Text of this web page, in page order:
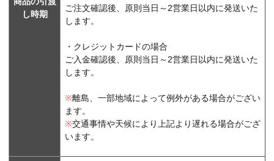
し時期
ご注文確認後、原則当日～2営業日以内に発送いた
します。
・クレジットカードの場合
ご入金確認後、原則当日～2営業日以内に発送いた
します。
※離島、一部地域によって例外がある場合がござい
ます。
※交通事情や天候により上記より遅れる場合がござ
います。